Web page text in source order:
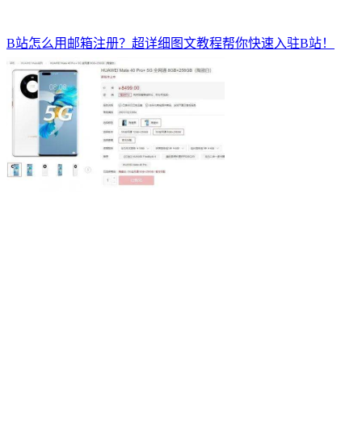
B站怎么用邮箱注册？超详细图文教程帮你快速入驻B站！